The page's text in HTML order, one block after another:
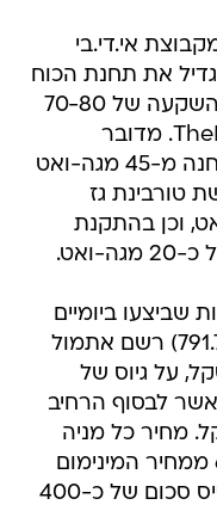
(0.76% , 2770.0), מקבוצת אי.די.בי
להגדיל את תחנת הכוח
שהקימה במפעל נשר ברמלה בהשקעה של 70-80
מיליון דולר - כך נודע ל-TheMarker. מדובר
בהגדלת היקף ייצור החשמל בתחנה מ-45 מגה-ואט
טורבינת גז
כ-50 מגה-ואט, וכן בהתקנת
ואט.
שביצעו ביומיים
האחרונים. בנק דיסקונט (1.7% , 791.7) רשם אתמול
על גיוס של
כאשר לבסוף הרחיב
מיליון שקל. מחיר כל מניה
הוא כ-7.76 שקלים - גבוה ב-6% ממחיר המינימום
שהוצע. דיסקונט תכנן תחילה לגייס סכום של כ-400